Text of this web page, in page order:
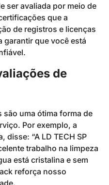
ser avaliada por meio de
que a
de registros e licenças
garantir que você está
de
são uma ótima forma de
Por exemplo, a
disse: “A LD TECH SP
trabalho na limpeza
está cristalina e sem
reforça nosso